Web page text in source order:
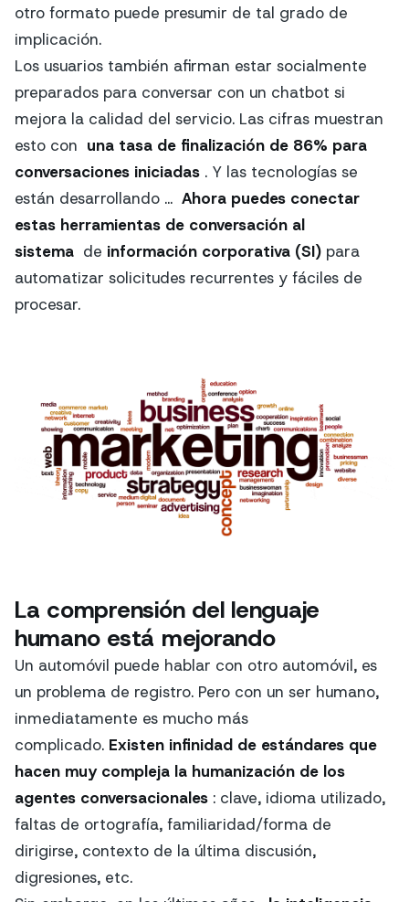
otro formato puede presumir de tal grado de
implicación.
Los usuarios también afirman estar socialmente
preparados para conversar con un chatbot si
mejora la calidad del servicio. Las cifras muestran
esto con una tasa de finalización de 86% para
conversaciones iniciadas . Y las tecnologías se
están desarrollando ... Ahora puedes conectar
estas herramientas de conversación al
sistema de información corporativa (SI) para
automatizar solicitudes recurrentes y fáciles de
procesar.
La comprensión del lenguaje
humano está mejorando
Un automóvil puede hablar con otro automóvil, es
un problema de registro. Pero con un ser humano,
inmediatamente es mucho más
complicado. Existen infinidad de estándares que
hacen muy compleja la humanización de los
agentes conversacionales : clave, idioma utilizado,
faltas de ortografía, familiaridad/forma de
dirigirse, contexto de la última discusión,
digresiones, etc.